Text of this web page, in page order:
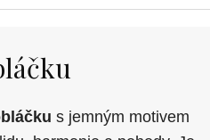
s jemným motivem